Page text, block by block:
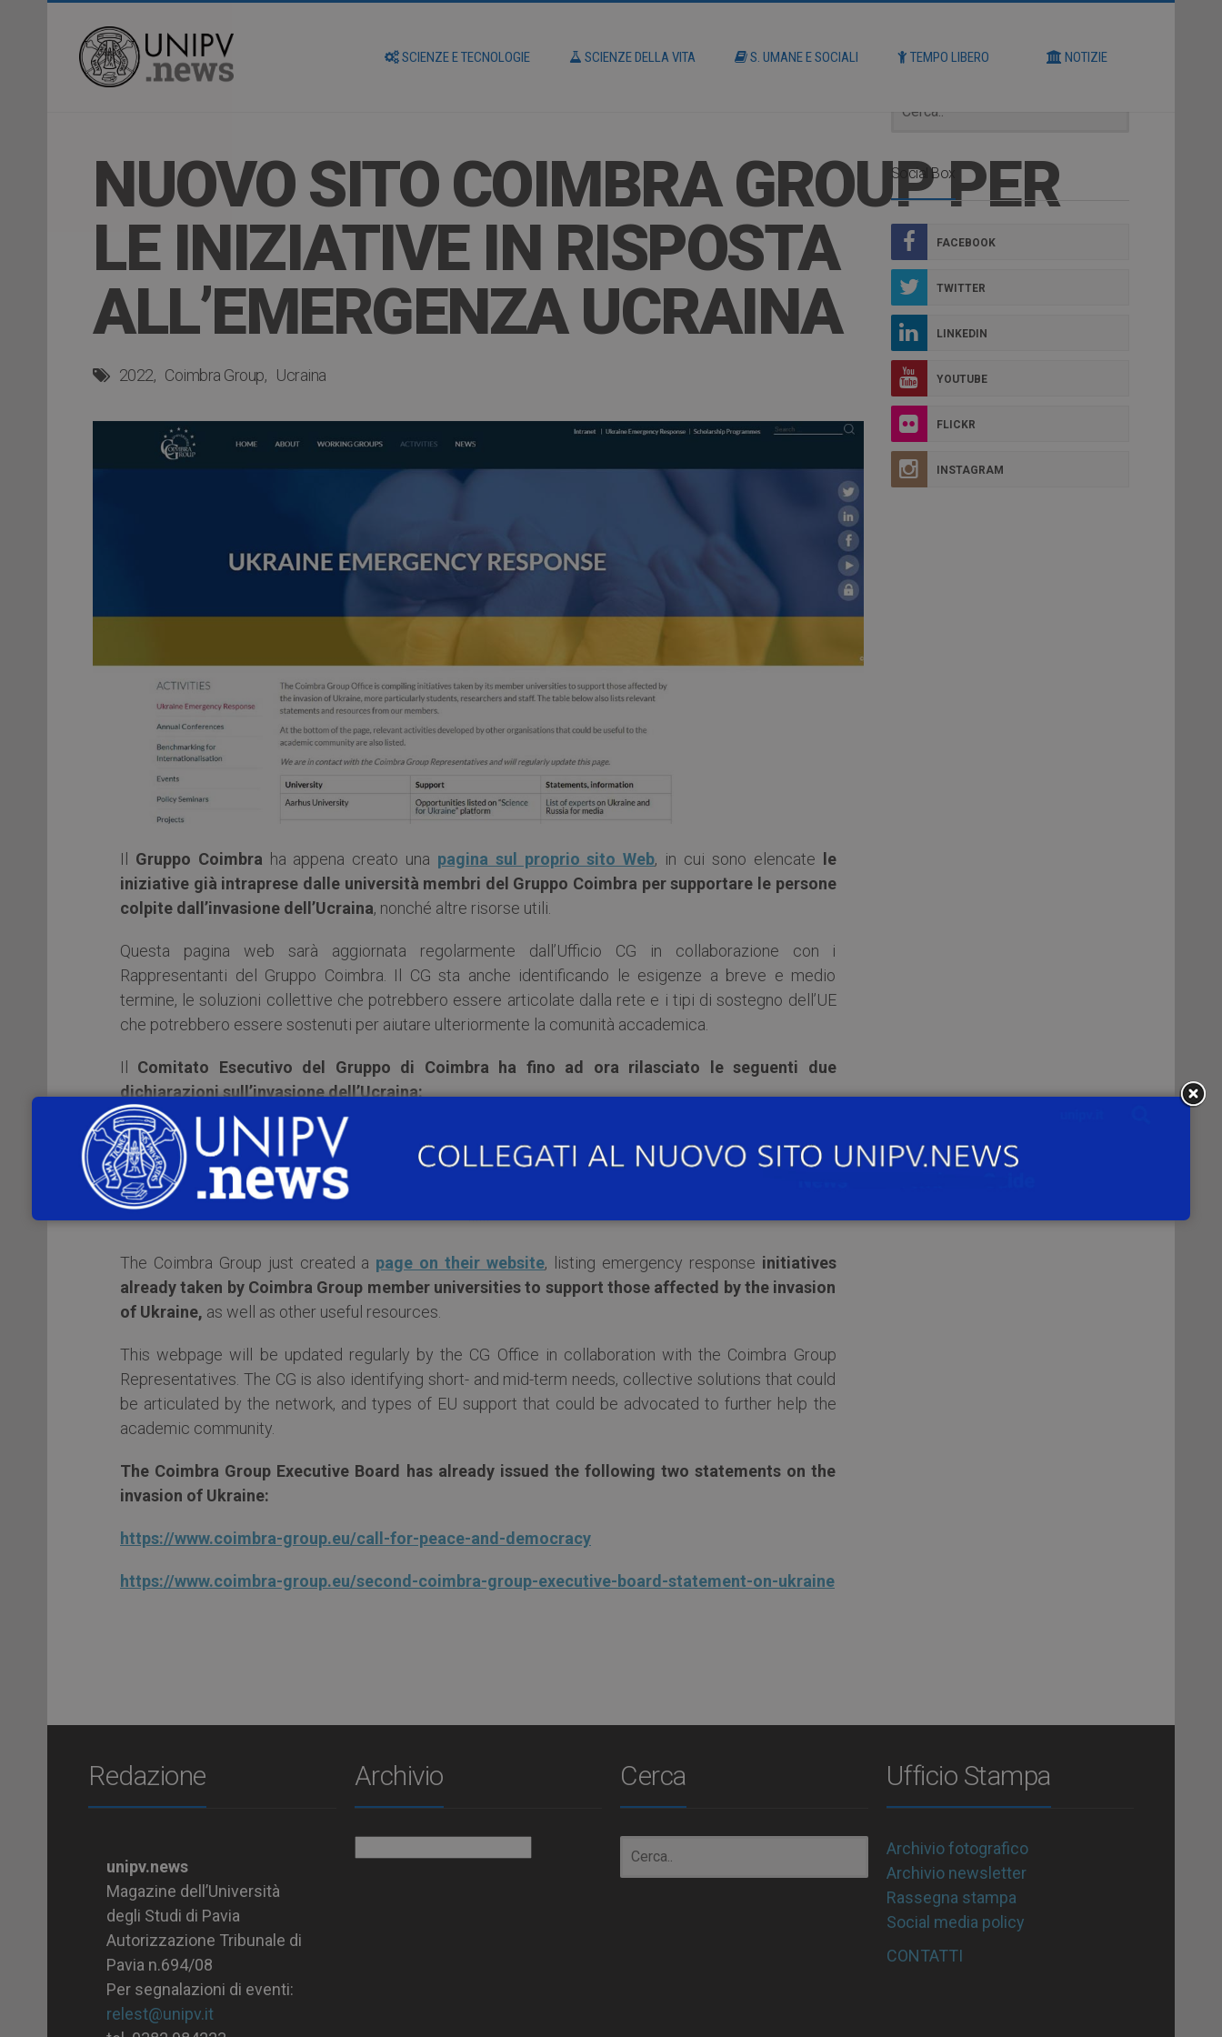
SCIENZE E TECNOLOGIE SCIENZE DELLA VITA S. UMANE E SOCIALI TEMPO LIBERO NOTIZIE
NUOVO SITO COIMBRA GROUP PER
LE INIZIATIVE IN RISPOSTA
ALL’EMERGENZA UCRAINA
2022 Coimbra Group Ucraina
Il Gruppo Coimbra ha appena creato una pagina sul proprio sito Web, in cui sono elencate le
iniziative già intraprese dalle università membri del Gruppo Coimbra per supportare le persone
colpite dall’invasione dell’Ucraina, nonché altre risorse utili.
Questa pagina web sarà aggiornata regolarmente dall’Ufficio CG in collaborazione con i
Rappresentanti del Gruppo Coimbra. Il CG sta anche identificando le esigenze a breve e medio
termine, le soluzioni collettive che potrebbero essere articolate dalla rete e i tipi di sostegno dell’UE
che potrebbero essere sostenuti per aiutare ulteriormente la comunità accademica.
Il Comitato Esecutivo del Gruppo di Coimbra ha fino ad ora rilasciato le seguenti due
dichiarazioni sull’invasione dell’Ucraina:
https://www.coimbra-group.eu/call-for-peace-and-democracy
https://www.coimbra-group.eu/second-coimbra-group-executive-board-statement-on-ukraine
***
The Coimbra Group just created a page on their website, listing emergency response initiatives
already taken by Coimbra Group member universities to support those affected by the invasion
of Ukraine, as well as other useful resources.
This webpage will be updated regularly by the CG Office in collaboration with the Coimbra Group
Representatives. The CG is also identifying short- and mid-term needs, collective solutions that could
be articulated by the network, and types of EU support that could be advocated to further help the
academic community.
The Coimbra Group Executive Board has already issued the following two statements on the
invasion of Ukraine:
https://www.coimbra-group.eu/call-for-peace-and-democracy
https://www.coimbra-group.eu/second-coimbra-group-executive-board-statement-on-ukraine
Social Box
FACEBOOK
TWITTER
LINKEDIN
YOUTUBE
FLICKR
INSTAGRAM
Redazione
unipv.news
Magazine dell’Università
degli Studi di Pavia
Autorizzazione Tribunale di
Pavia n.694/08
Per segnalazioni di eventi:
relest@unipv.it
Archivio Cerca Ufficio Stampa
Archivio fotografico
Archivio newsletter
Rassegna stampa
Social media policy
CONTATTI